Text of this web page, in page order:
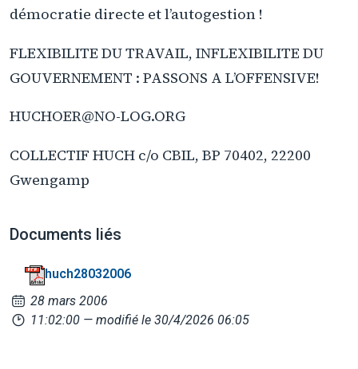
démocratie directe et l’autogestion !
FLEXIBILITE DU TRAVAIL, INFLEXIBILITE DU
GOUVERNEMENT : PASSONS A L’OFFENSIVE!
HUCHOER@NO-LOG.ORG
COLLECTIF HUCH c/o CBIL, BP 70402, 22200
Gwengamp
Documents liés
huch28032006
28 mars 2006
11:02:00 — modifié le 30/4/2026 06:05